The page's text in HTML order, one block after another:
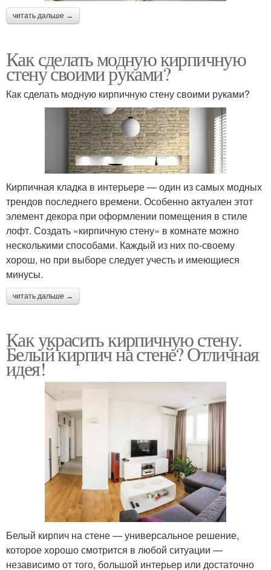
читать дальше →
Как сделать модную кирпичную
стену своими руками?
Как сделать модную кирпичную стену своими руками?
Кирпичная кладка в интерьере — один из самых модных
трендов последнего времени. Особенно актуален этот
элемент декора при оформлении помещения в стиле
лофт. Создать «кирпичную стену» в комнате можно
несколькими способами. Каждый из них по-своему
хорош, но при выборе следует учесть и имеющиеся
минусы.
читать дальше →
Как украсить кирпичную стену.
Белый кирпич на стене? Отличная
идея!
Белый кирпич на стене — универсальное решение,
которое хорошо смотрится в любой ситуации —
независимо от того, большой интерьер или достаточно